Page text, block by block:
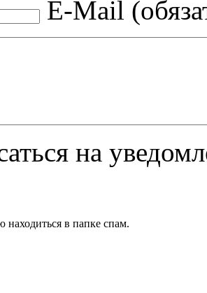
E-Mail
на
в папке спам.